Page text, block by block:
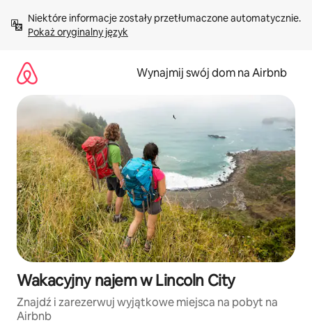
treści Pokaż oryginalny język
Wynajmij swój dom na Airbnb
Wakacyjny najem w Lincoln City
Znajdź i zarezerwuj wyjątkowe miejsca na pobyt na
Airbnb